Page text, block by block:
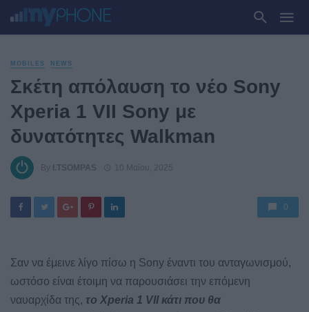
MOBILES NEWS
Σκέτη απόλαυση το νέο Sony
Xperia 1 VII Sony με
δυνατότητες Walkman
By I.TSOMPAS 10 Μαΐου, 2025
0
Σαν να έμεινε λίγο πίσω η Sony έναντι του ανταγωνισμού,
ωστόσο είναι έτοιμη να παρουσιάσει την επόμενη
ναυαρχίδα της, το Xperia 1 VII κάτι που θα